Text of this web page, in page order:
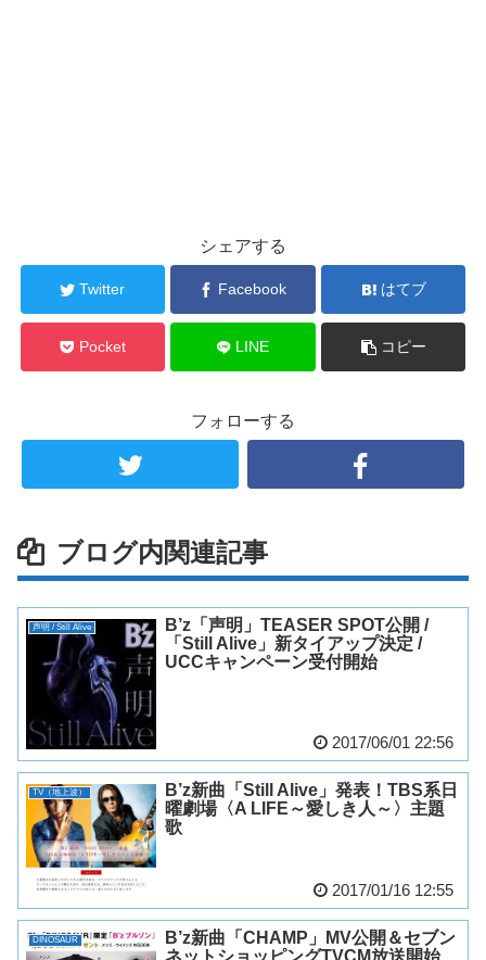
シェアする
Twitter Facebook はてブ
Pocket LINE コピー
フォローする
ブログ内関連記事
声明 / Still Alive
B’z「声明」TEASER SPOT公開 /
「Still Alive」新タイアップ決定 /
UCCキャンペーン受付開始
2017/06/01 22:56
TV（地上波）
B’z新曲「Still Alive」発表！TBS系日
曜劇場〈A LIFE～愛しき人～〉主題
歌
2017/01/16 12:55
DINOSAUR
B’z新曲「CHAMP」MV公開＆セブン
ネットショッピングTVCM放送開始